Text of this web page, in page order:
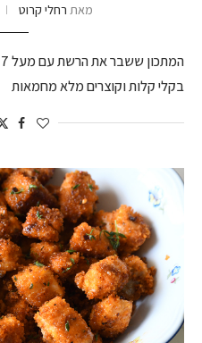
מאת רחלי קרוט
בקלי קלות וקוצרים מלא מחמאות